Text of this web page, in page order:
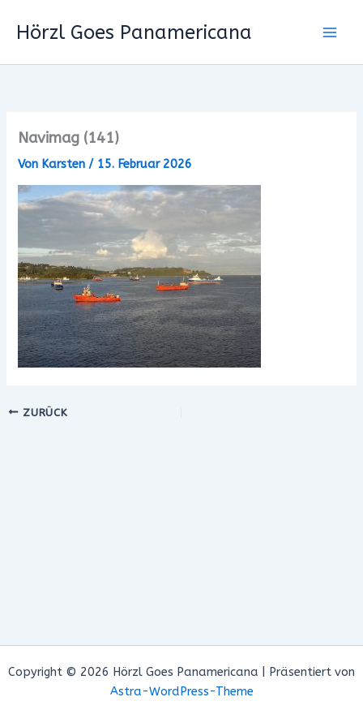
InhaltHörzl Goes Panamericana
Navimag (141)
Von Karsten / 15. Februar 2026
ZURÜCK
Copyright © 2026 Hörzl Goes Panamericana | Präsentiert von
Astra-WordPress-Theme